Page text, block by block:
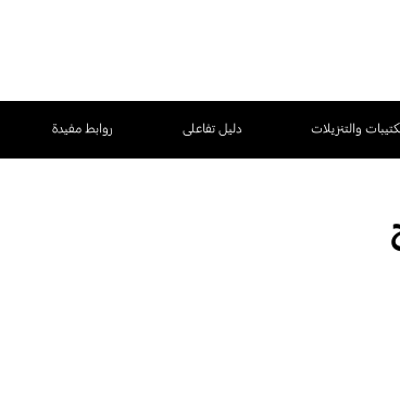
والتنزيلات دليل تفاعلى روابط مفيدة